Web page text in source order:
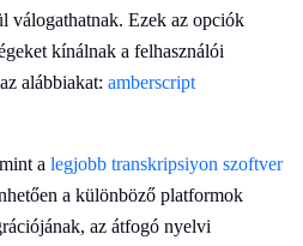
válogathatnak. Ezek az opciók
kínálnak a felhasználói
alábbiakat: amberscript
a legjobb transkripsiyon szoftver
a különböző platformok
az átfogó nyelvi